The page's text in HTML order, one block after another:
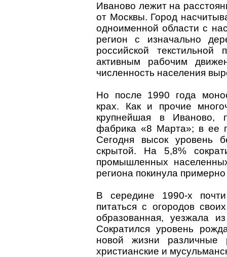
Иваново лежит на
от Москвы. Город
одноименной области с
регион с изначально
российской
активным рабочим
численность населения
Но после 1990 года
крах. Как и прочие
крупнейшая в Иваново,
фабрика «8 Марта»; в ее
Сегодня высок уровень
скрытой. На 5,8%
промышленных
региона покинула
В середине 1990-х
питаться с огородов
образованная, уезжала
Сократился уровень
новой жизни различные
христианские и